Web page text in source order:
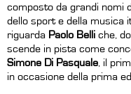
composto da grandi nomi
dello sport e della musica
riguarda Paolo Belli che,
scende in pista come
Simone Di Pasquale , il
in occasione della prima